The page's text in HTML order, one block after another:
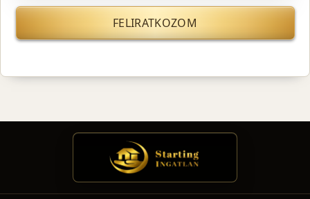
FELIRATKOZOM